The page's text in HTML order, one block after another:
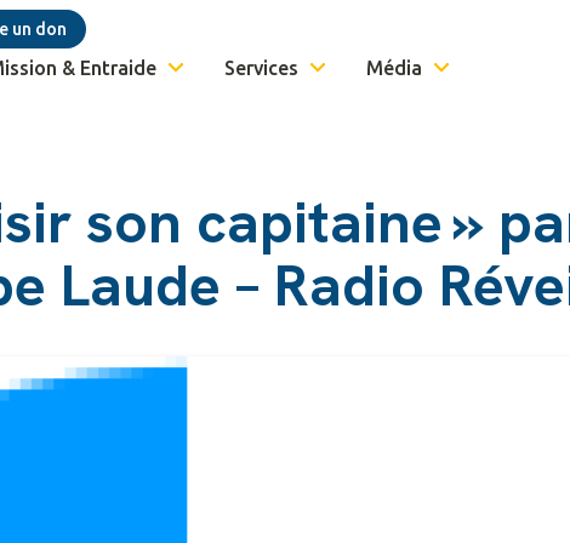
un don
& Entraide Services Média
son capitaine »
Laude – Radio